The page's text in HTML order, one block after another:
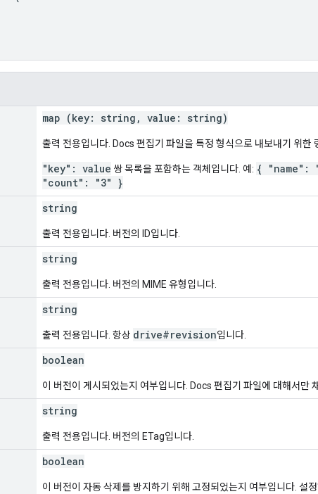
map (key: string, value: string)
출력 전용입니다. Docs 편집기 파일을 특정 형식으로 내보내기 위한
"key": value 쌍 목록을 포함하는 객체입니다. 예: { "name":
"count": "3" }
string
출력 전용입니다. 버전의 ID입니다.
string
출력 전용입니다. 버전의 MIME 유형입니다.
string
출력 전용입니다. 항상 drive#revision입니다.
boolean
이 버전이 게시되었는지 여부입니다. Docs 편집기 파일에 대해서만
string
출력 전용입니다. 버전의 ETag입니다.
boolean
이 버전이 자동 삭제를 방지하기 위해 고정되었는지 여부입니다. 설